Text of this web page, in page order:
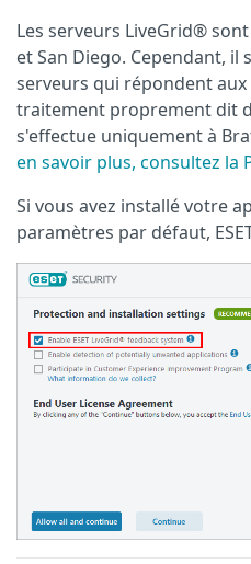
Les serveurs LiveGrid®
et San Diego. Cependant,
serveurs qui répondent
traitement proprement dit
s'effectue uniquement à
en savoir plus, consultez
Si vous avez installé votre
paramètres par défaut,